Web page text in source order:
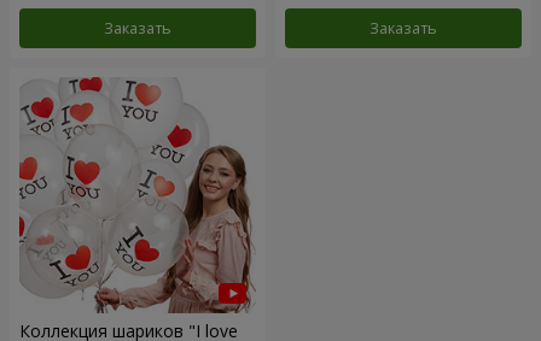
Заказать Заказать
Коллекция шариков "I love